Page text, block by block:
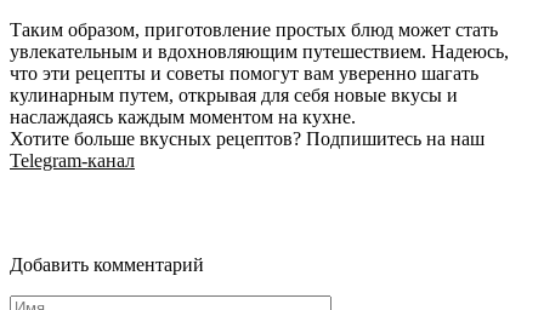
Таким образом, приготовление простых блюд может стать
увлекательным и вдохновляющим путешествием. Надеюсь,
что эти рецепты и советы помогут вам уверенно шагать
кулинарным путем, открывая для себя новые вкусы и
наслаждаясь каждым моментом на кухне.
Хотите больше вкусных рецептов? Подпишитесь на наш
Telegram-канал
Добавить комментарий
Имя